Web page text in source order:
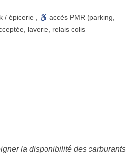
/ épicerie accès PMR (parking,
laverie relais colis
la disponibilité des carburants